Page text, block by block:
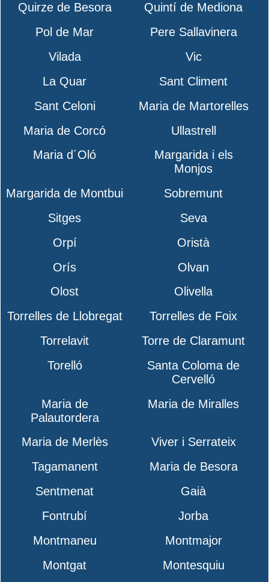
Quirze de Besora
Quintí de Mediona
Pol de Mar
Pere Sallavinera
Vilada
Vic
La Quar
Sant Climent
Sant Celoni
Maria de Martorelles
Maria de Corcó
Ullastrell
Maria d´Oló
Margarida i els
Monjos
Margarida de Montbui
Sobremunt
Sitges
Seva
Orpí
Oristà
Orís
Olvan
Olost
Olivella
Torrelles de Llobregat
Torrelles de Foix
Torrelavit
Torre de Claramunt
Torelló
Santa Coloma de
Cervelló
Maria de
Palautordera
Maria de Miralles
Maria de Merlès
Viver i Serrateix
Tagamanent
Maria de Besora
Sentmenat
Gaià
Fontrubí
Jorba
Montmaneu
Montmajor
Montgat
Montesquiu